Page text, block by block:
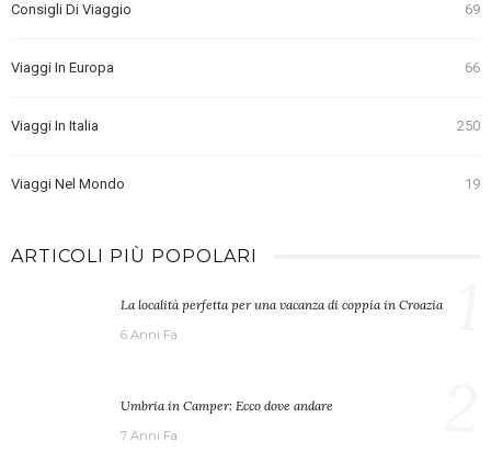
Consigli Di Viaggio 69
Viaggi In Europa 66
Viaggi In Italia 250
Viaggi Nel Mondo 19
ARTICOLI PIÙ POPOLARI
La località perfetta per una vacanza di coppia in Croazia
6 Anni Fa
Umbria in Camper: Ecco dove andare
7 Anni Fa